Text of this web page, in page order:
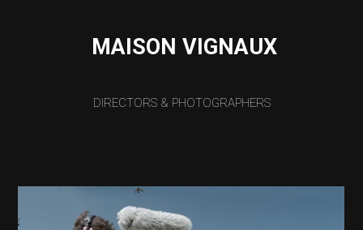
MAISON VIGNAUX
DIRECTORS & PHOTOGRAPHERS